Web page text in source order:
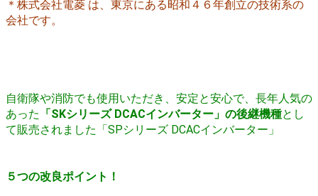
＊株式会社電菱 は、東京にある昭和４６年創立の技術系の
会社です。
自衛隊や消防でも使用いただき、 安定と安心で、長年人気の
あった 「SKシリーズ DCACインバーター」の後継機種とし
て販売されました「SPシリーズ DCACインバーター」
５つの改良ポイント！